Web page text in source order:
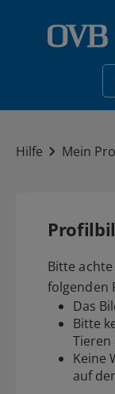
Hilfe Mein
Bitte
folgenden
Das
Bitte
Keine
auf